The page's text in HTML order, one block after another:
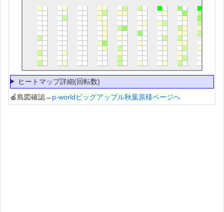
ヒートマップ詳細(回転数)
🍎島図確認→ p-worldビッグアップル秋葉原様ページへ